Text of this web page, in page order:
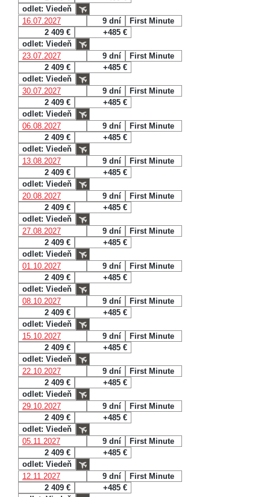
odlet: Viedeň
16.07.2027
9 dní
First Minute
2 409 €
+485 €
odlet: Viedeň
23.07.2027
9 dní
First Minute
2 409 €
+485 €
odlet: Viedeň
30.07.2027
9 dní
First Minute
2 409 €
+485 €
odlet: Viedeň
06.08.2027
9 dní
First Minute
2 409 €
+485 €
odlet: Viedeň
13.08.2027
9 dní
First Minute
2 409 €
+485 €
odlet: Viedeň
20.08.2027
9 dní
First Minute
2 409 €
+485 €
odlet: Viedeň
27.08.2027
9 dní
First Minute
2 409 €
+485 €
odlet: Viedeň
01.10.2027
9 dní
First Minute
2 409 €
+485 €
odlet: Viedeň
08.10.2027
9 dní
First Minute
2 409 €
+485 €
odlet: Viedeň
15.10.2027
9 dní
First Minute
2 409 €
+485 €
odlet: Viedeň
22.10.2027
9 dní
First Minute
2 409 €
+485 €
odlet: Viedeň
29.10.2027
9 dní
First Minute
2 409 €
+485 €
odlet: Viedeň
05.11.2027
9 dní
First Minute
2 409 €
+485 €
odlet: Viedeň
12.11.2027
9 dní
First Minute
2 409 €
+485 €